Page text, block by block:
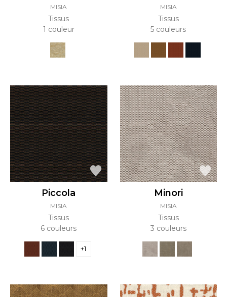
MISIA
Tissus
1 couleur
MISIA
Tissus
5 couleurs
Piccola
MISIA
Tissus
6 couleurs
+1
Minori
MISIA
Tissus
3 couleurs